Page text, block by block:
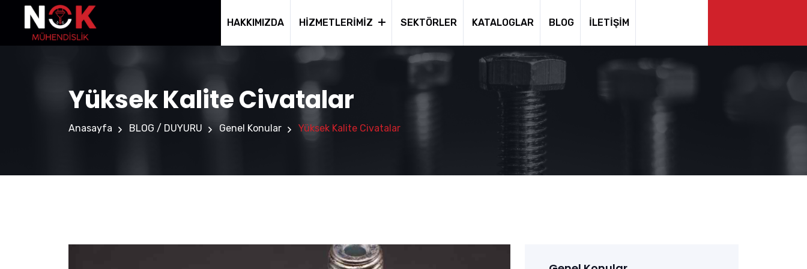
HAKKIMIZDA HIZMETLERIMIZ SEKTÖRLER KATALOGLAR BLOG İLETIŞIM
Yüksek Kalite Civatalar
Anasayfa BLOG / DUYURU Genel Konular Yüksek Kalite Civatalar